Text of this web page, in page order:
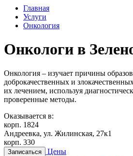
Главная
Услуги
Онкология
Онкологи в
Онкология – изучает причины
доброкачественных и
их лечением, используя
проверенные методы.
Оказывается в:
корп. 1824
Андреевка, ул. Жилинская, 27к1
корп. 330
Записаться Цены